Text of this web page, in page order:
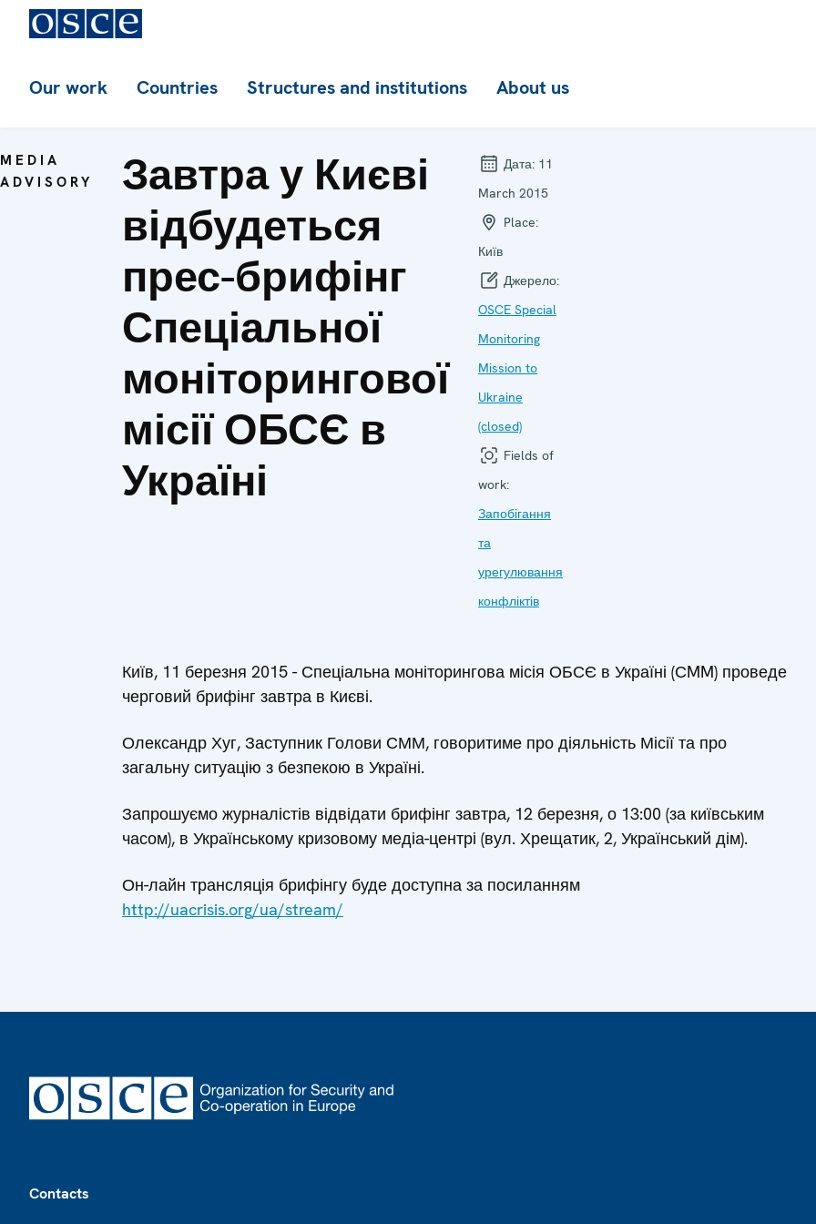
Our work Countries Structures and institutions About us
MEDIA
ADVISORY
Завтра у Києві
відбудеться
прес-брифінг
Спеціальної
моніторингової
місії ОБСЄ в
Україні
Дата: 11
March 2015
Place:
Київ
Джерело:
OSCE Special
Monitoring
Mission to
Ukraine
(closed)
Fields of
work:
Запобігання
та
урегулювання
конфліктів
Київ, 11 березня 2015 - Спеціальна моніторингова місія ОБСЄ в Україні (СMM) проведе
черговий брифінг завтра в Києві.
Олександр Хуг, Заступник Голови СММ, говоритиме про діяльність Місії та про
загальну ситуацію з безпекою в Україні.
Запрошуємо журналістів відвідати брифінг завтра, 12 березня, о 13:00 (за київським
часом), в Українському кризовому медіа-центрі (вул. Хрещатик, 2, Український дім).
Он-лайн трансляція брифінгу буде доступна за посиланням
http://uacrisis.org/ua/stream/
Contacts